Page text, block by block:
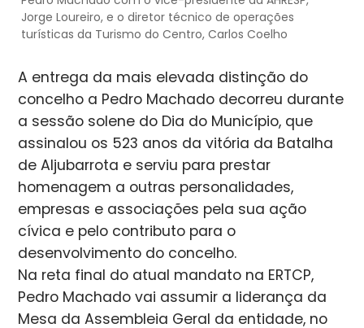
Jorge Loureiro, e o diretor técnico de operações
turísticas da Turismo do Centro, Carlos Coelho
A entrega da mais elevada distinção do
concelho a Pedro Machado decorreu durante
a sessão solene do Dia do Município, que
assinalou os 523 anos da vitória da Batalha
de Aljubarrota e serviu para prestar
homenagem a outras personalidades,
empresas e associações pela sua ação
cívica e pelo contributo para o
desenvolvimento do concelho.
Na reta final do atual mandato na ERTCP,
Pedro Machado vai assumir a liderança da
Mesa da Assembleia Geral da entidade, no